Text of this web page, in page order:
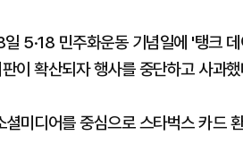
5·18 민주화운동 기념일에 '탱크
이 확산되자 행사를 중단하고 사과
미디어를 중심으로 스타벅스 카드